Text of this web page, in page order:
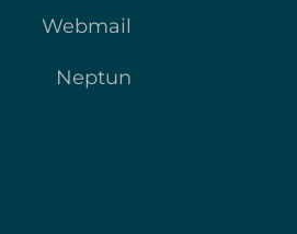
Webmail
Neptun